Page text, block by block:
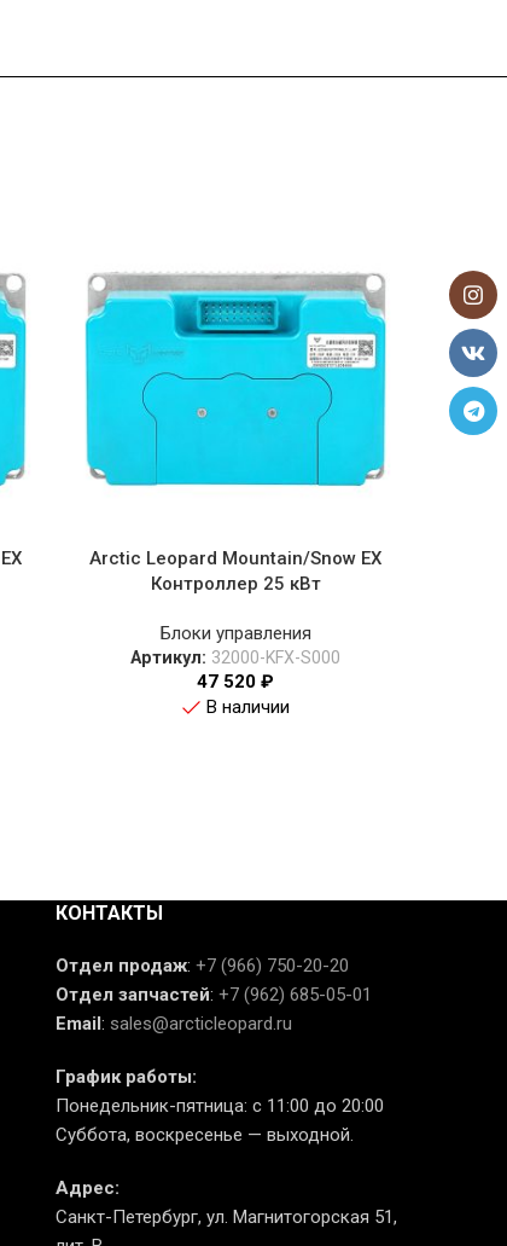
Arctic Leopard Mountain/Snow EX
Контроллер 25 кВт
Блоки управления
Артикул: 32000-KFX-S000
47 520 ₽
В наличии
КОНТАКТЫ
Отдел продаж: +7 (966) 750-20-20
Отдел запчастей: +7 (962) 685-05-01
Email: sales@arcticleopard.ru
График работы:
Понедельник-пятница: с 11:00 до 20:00
Суббота, воскресенье — выходной.
Адрес:
Санкт-Петербург, ул. Магнитогорская 51,